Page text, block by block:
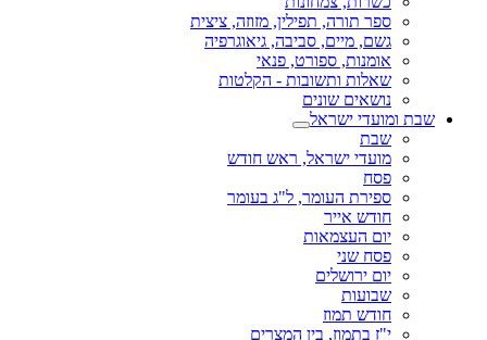
ספר תורה, תפילין, מזוזה, ציצית
גשם, מיים, סביבה, גיאוגרפיה
אומנות, ספורט, פנאי
שאלות ותשובות - הקלטות
נושאים שונים
שבת ומועדי ישראל
שבת
מועדי ישראל, ראש חודש
פסח
ספירת העומר, ל"ג בעומר
חודש אייר
יום העצמאות
פסח שני
יום ירושלים
שבועות
חודש תמוז
י"ז בתמוז, בין המצרים